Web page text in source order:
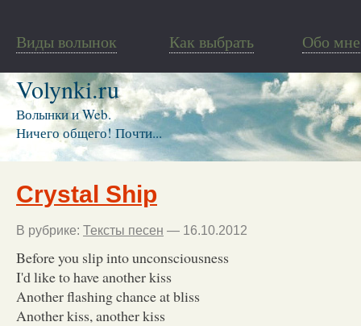
Виды волынок Как выбрать Обо мне
Volynki.ru
Волынки и Web.
Ничего общего! Почти...
Crystal Ship
В рубрике: Тексты песен — 16.10.2012
Before you slip into unconsciousness
I'd like to have another kiss
Another flashing chance at bliss
Another kiss, another kiss